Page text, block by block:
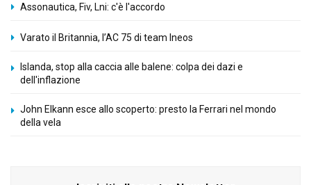
Assonautica, Fiv, Lni: c'è l'accordo
Varato il Britannia, l’AC 75 di team Ineos
Islanda, stop alla caccia alle balene: colpa dei dazi e
dell'inflazione
John Elkann esce allo scoperto: presto la Ferrari nel mondo
della vela